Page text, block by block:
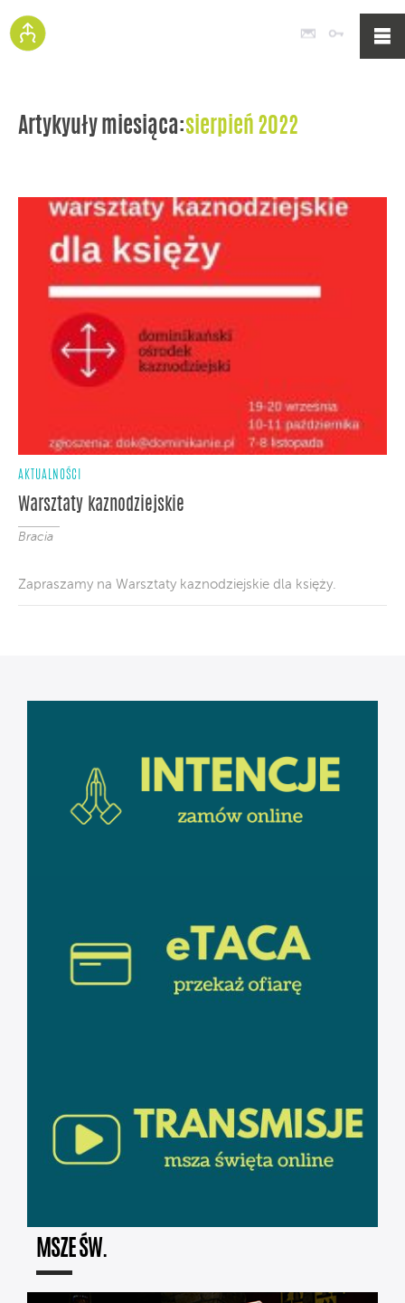
Poczta
Artykyuły miesiąca:sierpień 2022
AKTUALNOŚCI
Warsztaty kaznodziejskie
Bracia
Zapraszamy na Warsztaty kaznodziejskie dla księży.
MSZE ŚW.